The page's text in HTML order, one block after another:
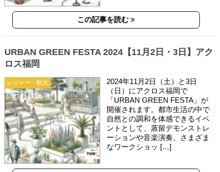
この記事を読む
レジャー・観光
URBAN GREEN FESTA 2024【11月2日・3日】アク
ロス福岡
2024年11月2日（土）と3日
（日）にアクロス福岡で
「URBAN GREEN FESTA」が
開催されます。都市生活の中で
自然との調和を体感できるイベ
ントとして、蒸留デモンストレ
ーションや音楽演奏、さまざま
なワークショッ […]